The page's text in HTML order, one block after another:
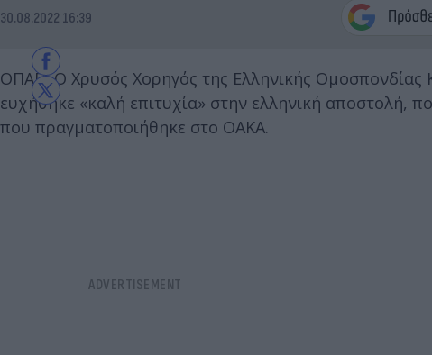
30.08.2022 16:39
ΟΠΑΠ: Ο Χρυσός Χορηγός της Ελληνικής
ευχήθηκε «καλή επιτυχία» στην ελληνική αποστολή,
που πραγματοποιήθηκε στο ΟΑΚΑ.